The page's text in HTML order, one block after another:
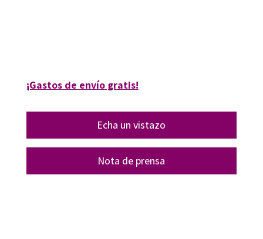
¡Gastos de envío gratis!
Echa un vistazo
Nota de prensa